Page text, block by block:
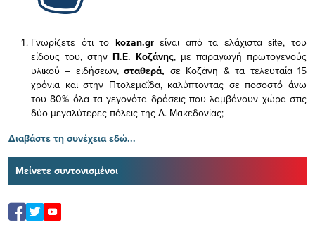
Γνωρίζετε ότι το kozan.gr είναι από τα ελάχισταsite, του
είδους του, στην Π.Ε. Κοζάνης, με παραγωγή πρωτογενούς
υλικού – ειδήσεων,σταθερά, σε Κοζάνη & τα τελευταία 15
χρόνια και στην Πτολεμαΐδα, καλύπτοντας σε ποσοστό άνω
του 80% όλα τα γεγονότα δράσεις που λαμβάνουν χώρα στις
δύο μεγαλύτερες πόλεις της Δ. Μακεδονίας;
Διαβάστε τη συνέχεια εδώ...
Μείνετε συντονισμένοι